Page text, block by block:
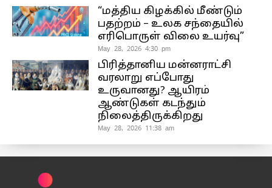
“மத்திய கிழக்கில் மீண்டும்
பதற்றம் – உலக சந்தையில்
எரிபொருள் விலை உயர்வு”
May 28, 2026 4:30 pm
பிரித்தானிய மன்னராட்சி
வரலாறு எப்போது
உருவானது? ஆயிரம்
ஆண்டுகள் கடந்தும்
நிலைத்திருக்கிறது
May 28, 2026 11:38 am